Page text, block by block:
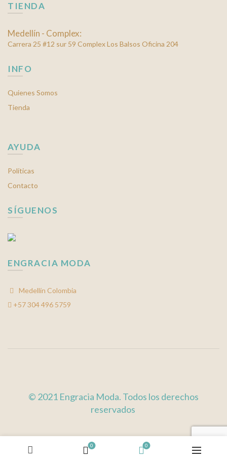
TIENDA
Medellín - Complex:
Carrera 25 #12 sur 59 Complex Los Balsos Oficina 204
INFO
Quienes Somos
Tienda
AYUDA
Políticas
Contacto
SÍGUENOS
ENGRACIA MODA
Medellín Colombia
+57 304 496 5759
© 2021 Engracia Moda. Todos los derechos
reservados
0 0